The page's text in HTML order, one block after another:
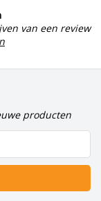
van een review
producten